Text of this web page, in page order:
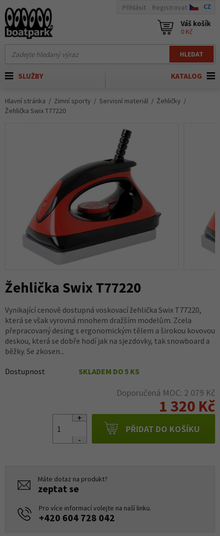
HLEDAT
Přihlásit Registrovat CZ
Váš košík
0 Kč
KATALOG
SLUŽBY
Hlavní stránka Zimní sporty Servisní materiál
Žehličky
Žehlička Swix T77220
Žehlička Swix T77220
Vynikající cenově dostupná voskovací žehlička Swix T77220,
která se však vyrovná mnohem dražším modelům. Zcela
přepracovaný desing s ergonomickým tělem a širokou kovovou
deskou, která se dobře hodí jak na sjezdovky, tak snowboard a
běžky. Se zkosen...
Dostupnost SKLADEM DO 5 KS
Doporučená MOC: 2 079 Kč
1 320 Kč
PŘIDAT DO KOŠÍKU
Máte dotaz na produkt?
zeptat se
Pro více informací volejte na naší linku.
+420 604 728 042